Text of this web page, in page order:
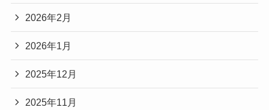
2026年2月
2026年1月
2025年12月
2025年11月